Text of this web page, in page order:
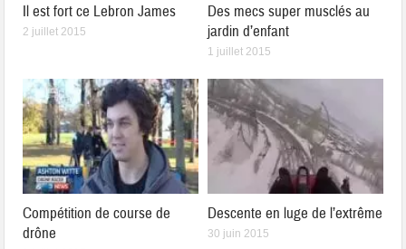
Il est fort ce Lebron James
2 juillet 2015
Des mecs super musclés au
jardin d’enfant
1 juillet 2015
Compétition de course de
drône
Descente en luge de l’extrême
30 juin 2015